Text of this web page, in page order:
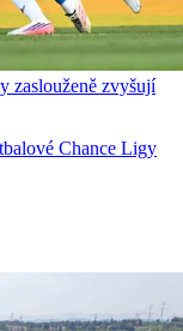
zaslouženě zvyšují
Chance Ligy